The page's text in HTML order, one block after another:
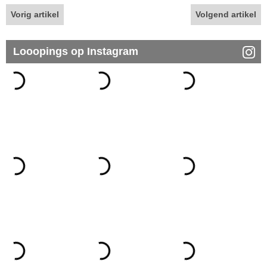
Vorig artikel Volgend artikel
Looopings op Instagram